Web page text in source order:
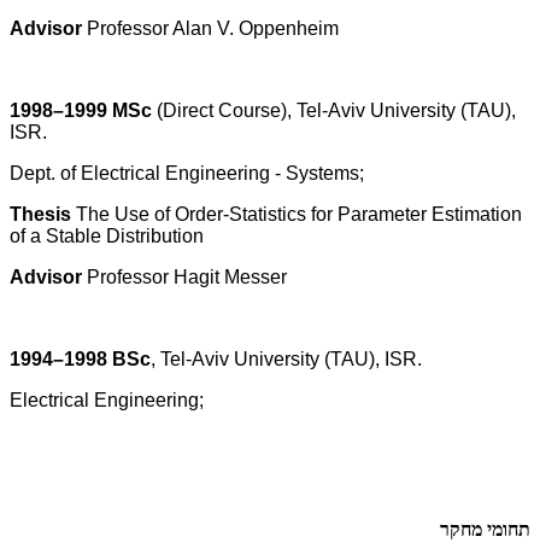
Advisor Professor Alan V. Oppenheim
1998–1999 MSc (Direct Course), Tel-Aviv University (TAU),
ISR.
Dept. of Electrical Engineering - Systems;
Thesis The Use of Order-Statistics for Parameter Estimation
of a Stable Distribution
Advisor Professor Hagit Messer
1994–1998 BSc, Tel-Aviv University (TAU), ISR.
Electrical Engineering;
תחומי מחקר